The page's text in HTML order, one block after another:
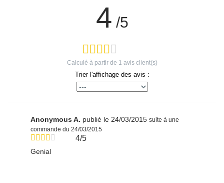
4 /5
Calculé à partir de 1 avis client(s)
Trier l'affichage des avis :
Anonymous A. publié le 24/03/2015 suite à une
commande du 24/03/2015
4/5
Genial